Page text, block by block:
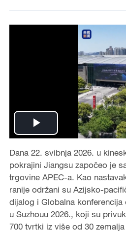
P
l
a
y
V
Dana 22. svibnja 2026. u
pokrajini Jiangsu započeo je
trgovine APEC-a. Kao
ranije održani su Azijsko-
dijalog i Globalna
u Suzhouu 2026., koji su
700 tvrtki iz više od 30